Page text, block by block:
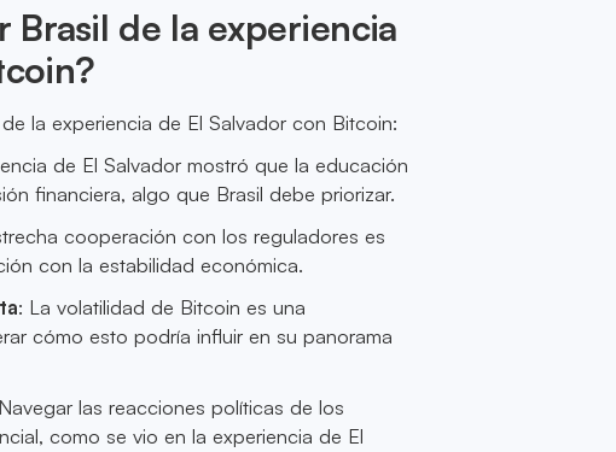
de la experiencia
la experiencia de El Salvador con Bitcoin:
de El Salvador mostró que la educación
financiera, algo que Brasil debe priorizar.
cooperación con los reguladores es
con la estabilidad económica.
: La volatilidad de Bitcoin es una
cómo esto podría influir en su panorama
las reacciones políticas de los
como se vio en la experiencia de El